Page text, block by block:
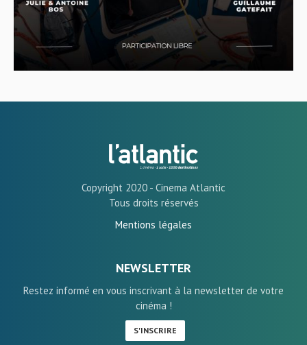
Copyright 2020 - Cinema Atlantic
Tous droits réservés
Mentions légales
NEWSLETTER
Restez informé en vous inscrivant à la newsletter de votre
cinéma !
S'INSCRIRE